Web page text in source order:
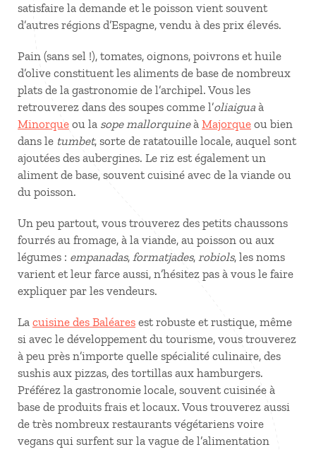
satisfaire la demande et le poisson vient souvent
d’autres régions d’Espagne, vendu à des prix élevés.
Pain (sans sel !), tomates, oignons, poivrons et huile
d’olive constituent les aliments de base de nombreux
plats de la gastronomie de l’archipel. Vous les
retrouverez dans des soupes comme l’oliaigua à
Minorque ou la sope mallorquineà Majorque ou bien
dans le tumbet, sorte de ratatouille locale, auquel sont
ajoutées des aubergines. Le riz est également un
aliment de base, souvent cuisiné avec de la viande ou
du poisson.
Un peu partout, vous trouverez des petits chaussons
fourrés au fromage, à la viande, au poisson ou aux
légumes : empanadas, formatjades, robiols, les noms
varient et leur farce aussi, n’hésitez pas à vous le faire
expliquer par les vendeurs.
La cuisine des Baléares est robuste et rustique, même
si avec le développement du tourisme, vous trouverez
à peu près n’importe quelle spécialité culinaire, des
sushis aux pizzas, des tortillas aux hamburgers.
Préférez la gastronomie locale, souvent cuisinée à
base de produits frais et locaux. Vous trouverez aussi
de très nombreux restaurants végétariens voire
vegans qui surfent sur la vague de l’alimentation